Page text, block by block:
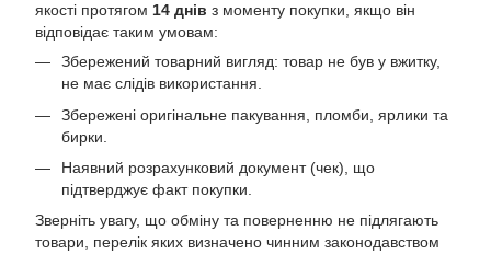
якості протягом 14 днів з моменту покупки, якщо він
відповідає таким умовам:
Збережений товарний вигляд: товар не був у вжитку,
не має слідів використання.
Збережені оригінальне пакування, пломби, ярлики та
бирки.
Наявний розрахунковий документ (чек), що
підтверджує факт покупки.
Зверніть увагу, що обміну та поверненню не підлягають
товари, перелік яких визначено чинним законодавством